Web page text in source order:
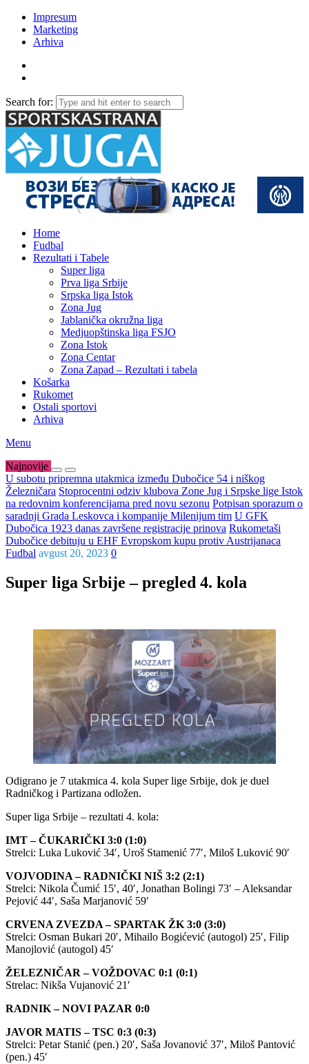
Impresum
Marketing
Arhiva
Search for:
Home
Fudbal
Rezultati i Tabele
Super liga
Prva liga Srbije
Srpska liga Istok
Zona Jug
Jablanička okružna liga
Medjuopštinska liga FSJO
Zona Istok
Zona Centar
Zona Zapad – Rezultati i tabela
Košarka
Rukomet
Ostali sportovi
Arhiva
Menu
Najnovije
U subotu pripremna utakmica između Dubočice 54 i niškog
Železničara Stoprocentni odziv klubova Zone Jug i Srpske lige Istok
na redovnim konferencijama pred novu sezonu Potpisan sporazum o
saradnji Grada Leskovca i kompanije Milenijum tim U GFK
Dubočica 1923 danas završene registracije prinova Rukometaši
Dubočice debituju u EHF Evropskom kupu protiv Austrijanaca
Fudbal avgust 20, 2023 0
Super liga Srbije – pregled 4. kola
Odigrano je 7 utakmica 4. kola Super lige Srbije, dok je duel
Radničkog i Partizana odložen.
Super liga Srbije – rezultati 4. kola:
IMT – ČUKARIČKI 3:0 (1:0)
Strelci: Luka Luković 34′, Uroš Stamenić 77′, Miloš Luković 90′
VOJVODINA – RADNIČKI NIŠ 3:2 (2:1)
Strelci: Nikola Čumić 15′, 40′, Jonathan Bolingi 73′ – Aleksandar
Pejović 44′, Saša Marjanović 59′
CRVENA ZVEZDA – SPARTAK ŽK 3:0 (3:0)
Strelci: Osman Bukari 20′, Mihailo Bogićević (autogol) 25′, Filip
Manojlović (autogol) 45′
ŽELEZNIČAR – VOŽDOVAC 0:1 (0:1)
Strelac: Nikša Vujanović 21′
RADNIK – NOVI PAZAR 0:0
JAVOR MATIS – TSC 0:3 (0:3)
Strelci: Petar Stanić (pen.) 20′, Saša Jovanović 37′, Miloš Pantović
(pen.) 45′